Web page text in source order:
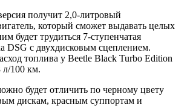
получит 2,0-литровый
который сможет выдавать целых
будет трудиться 7-ступенчатая
DSG с двухдисковым сцеплением.
топлива у Beetle Black Turbo Edition
л/100 км.
будет отличить по черному цвету
дискам, красным суппортам и